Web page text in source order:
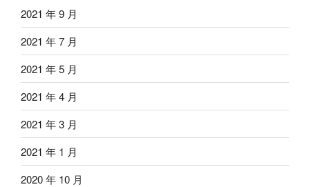
2021 年 9 月
2021 年 7 月
2021 年 5 月
2021 年 4 月
2021 年 3 月
2021 年 1 月
2020 年 10 月